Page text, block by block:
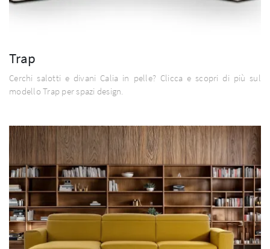
Trap
Cerchi salotti e divani Calia in pelle? Clicca e scopri di più sul
modello Trap per spazi design.